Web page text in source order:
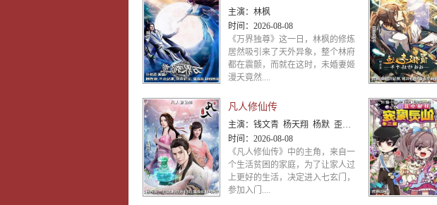
主演： 林枫
时间： 2026-08-08
《万界独尊》这一日，林枫的修炼
居然吸引来了天外异象，整个林府
都在震颤，而就在这时，未婚妻姬
漫夭竟然....
凡人修仙传
主演： 钱文青 杨天翔 杨默 歪歪 谷江山 乔诗语
时间： 2026-08-08
《凡人修仙传》中的主角，来自一
个生活贫困的家庭，为了让家人过
上更好的生活，决定进入七玄门，
参加入门....